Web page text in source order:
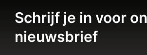
Schrijf je in voor
nieuwsbrief